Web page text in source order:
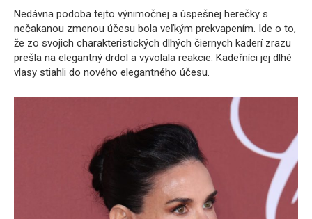
Nedávna podoba tejto výnimočnej a úspešnej herečky s
nečakanou zmenou účesu bola veľkým prekvapením. Ide o to,
že zo svojich charakteristických dlhých čiernych kaderí zrazu
prešla na elegantný drdol a vyvolala reakcie. Kadeřníci jej dlhé
vlasy stiahli do nového elegantného účesu.